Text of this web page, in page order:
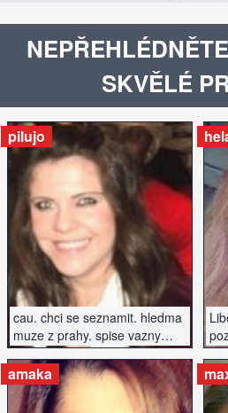
SKVĚLÉ
cau. chci se seznamit. hledma
muze z prahy. spise vazny
vztah.
pilujo
ZOBRAZIT INZERÁT
amaka